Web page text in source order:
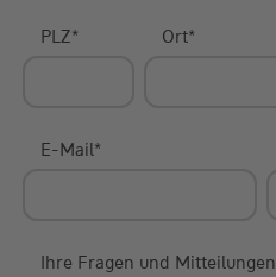
PLZ* Ort*
E-Mail*
Ihre Fragen und Mitteilungen